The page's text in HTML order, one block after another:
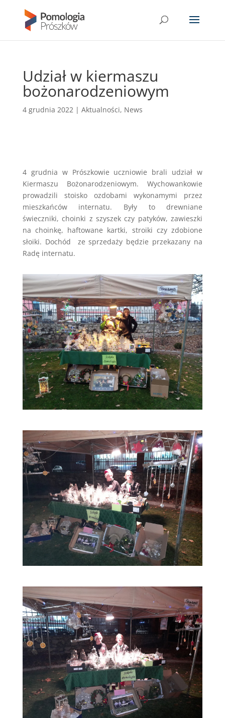
Udział w kiermaszu
bożonarodzeniowym
4 grudnia 2022| Aktualności, News
4 grudnia w Prószkowie uczniowie brali udział w
Kiermaszu Bożonarodzeniowym. Wychowankowie
prowadzili stoisko ozdobami wykonamymi przez
mieszkańców internatu. Były to drewniane
świeczniki, choinki z szyszek czy patyków, zawieszki
na choinkę, haftowane kartki, stroiki czy zdobione
słoiki. Dochód ze sprzedaży będzie przekazany na
Radę internatu.